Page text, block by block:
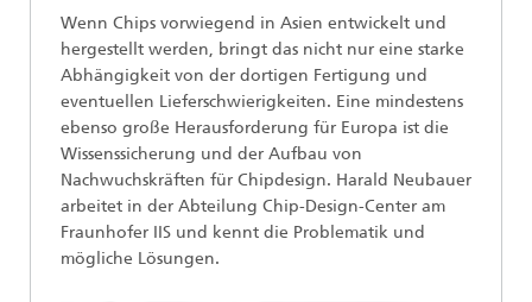
Wenn Chips vorwiegend in Asien entwickelt und
hergestellt werden, bringt das nicht nur eine starke
Abhängigkeit von der dortigen Fertigung und
eventuellen Lieferschwierigkeiten. Eine mindestens
ebenso große Herausforderung für Europa ist die
Wissenssicherung und der Aufbau von
Nachwuchskräften für Chipdesign. Harald Neubauer
arbeitet in der Abteilung Chip-Design-Center am
Fraunhofer IIS und kennt die Problematik und
mögliche Lösungen.